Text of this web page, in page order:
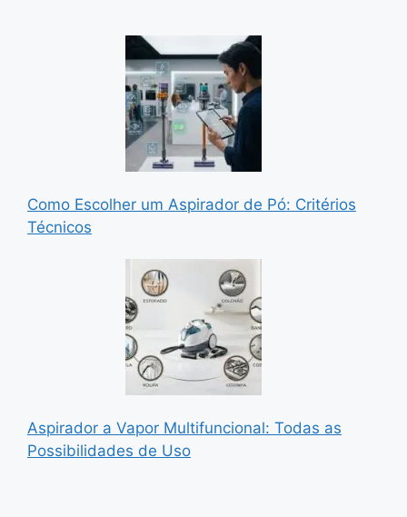
Como Escolher um Aspirador de Pó: Critérios
Técnicos
Aspirador a Vapor Multifuncional: Todas as
Possibilidades de Uso